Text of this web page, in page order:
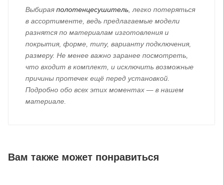
Выбираяполотенцесушитель, легко потеряться
в ассортименте, ведь предлагаемые модели
разнятся по материалам изготовления и
покрытия, форме, типу, варианту подключения,
размеру. Не менее важно заранее посмотреть,
что входит в комплект, и исключить возможные
причины протечек ещё перед установкой.
Подробно обо всех этих моментах — в нашем
материале.
Вам также может понравиться